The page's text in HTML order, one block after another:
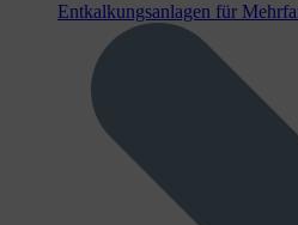
Entkalkungsanlagen für